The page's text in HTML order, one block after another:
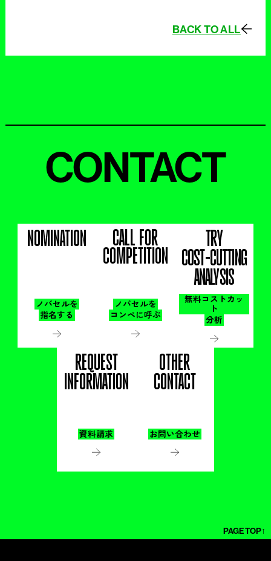
BACK TO ALL
CONTACT
NOMINATION
ノバセルを
指名する
CALL FOR
COMPETITION
ノバセルを
コンペに呼ぶ
TRY
COST-CUTTING
ANALYSIS
無料コストカッ
ト
分析
REQUEST
INFORMATION
資料請求
OTHER
CONTACT
お問い合わせ
PAGE TOP↑